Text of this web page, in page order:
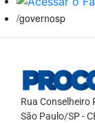
/governosp
Rua Conselheiro
São Paulo/SP -